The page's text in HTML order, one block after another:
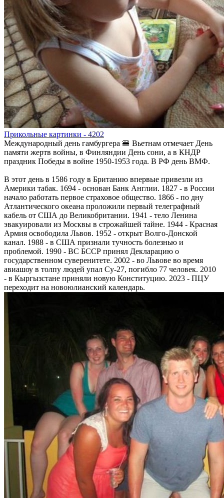
Прикольные картинки - 4202
Международный день гамбургера 🍔 Вьетнам отмечает День
памяти жертв войны, в Финляндии День сони, а в КНДР
праздник Победы в войне 1950-1953 года. В РФ день ВМФ.
В этот день в 1586 году в Британию впервые привезли из
Америки табак. 1694 - основан Банк Англии. 1827 - в России
начало работать первое страховое общество. 1866 - по дну
Атлантического океана проложили первый телеграфный
кабель от США до Великобритании. 1941 - тело Ленина
эвакуировали из Москвы в строжайшей тайне. 1944 - Красная
Армия освободила Львов. 1952 - открыт Волго-Донской
канал. 1988 - в США признали тучность болезнью и
проблемой. 1990 - ВС БССР принял Декларацию о
государственном суверенитете. 2002 - во Львове во время
авиашоу в толпу людей упал Су-27, погибло 77 человек. 2010
- в Кыргызстане приняли новую Конституцию. 2023 - ПЦУ
переходит на новоюлианский календарь.